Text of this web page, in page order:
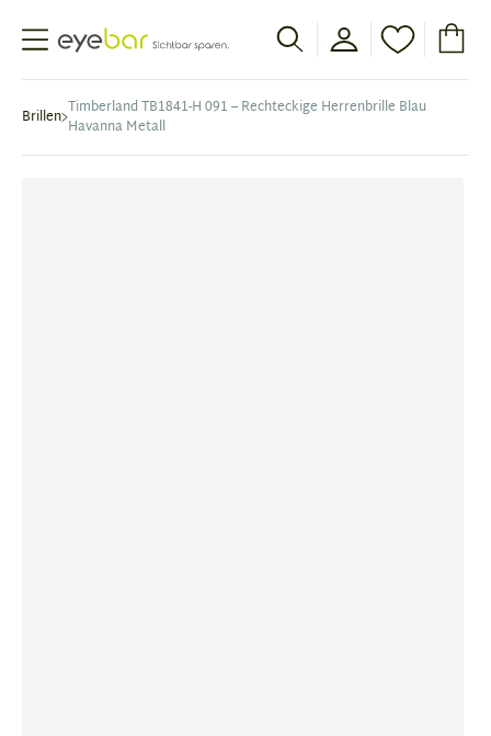
Abele Optic
Brillen Timberland TB1841-H 091 – Rechteckige Herrenbrille Blau
Havanna Metall